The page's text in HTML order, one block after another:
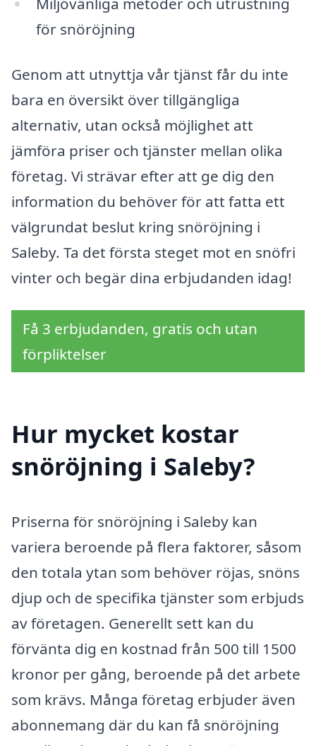
för snöröjning
Genom att utnyttja vår tjänst får du inte
bara en översikt över tillgängliga
alternativ, utan också möjlighet att
jämföra priser och tjänster mellan olika
företag. Vi strävar efter att ge dig den
information du behöver för att fatta ett
välgrundat beslut kring snöröjning i
Saleby. Ta det första steget mot en snöfri
vinter och begär dina erbjudanden idag!
Få 3 erbjudanden, gratis och utan
förpliktelser
Hur mycket kostar
snöröjning i Saleby?
Priserna för snöröjning i Saleby kan
variera beroende på flera faktorer, såsom
den totala ytan som behöver röjas, snöns
djup och de specifika tjänster som erbjuds
av företagen. Generellt sett kan du
förvänta dig en kostnad från 500 till 1500
kronor per gång, beroende på det arbete
som krävs. Många företag erbjuder även
abonnemang där du kan få snöröjning